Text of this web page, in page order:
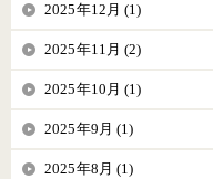
2025年12月 (1)
2025年11月 (2)
2025年10月 (1)
2025年9月 (1)
2025年8月 (1)